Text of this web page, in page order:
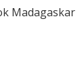
Madagaskar